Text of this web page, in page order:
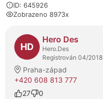
ID: 645926
Zobrazeno 8973x
O prodejci
HD
Hero Des
Hero.Des
Registrován 04/2018
Praha-západ
+420 608 813 777
27
0